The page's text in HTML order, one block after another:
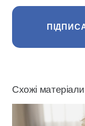
Схожі матеріали